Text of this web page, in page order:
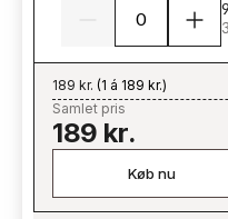
189 kr. (1 á 189 kr.)
Samlet pris
189 kr.
Køb nu